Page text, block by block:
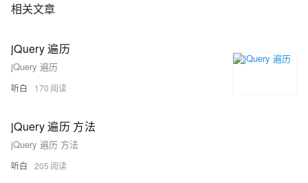
相关文章
jQuery 遍历
jQuery 遍历
听白 170
jQuery 遍历 方法
jQuery 遍历 方法
听白 205